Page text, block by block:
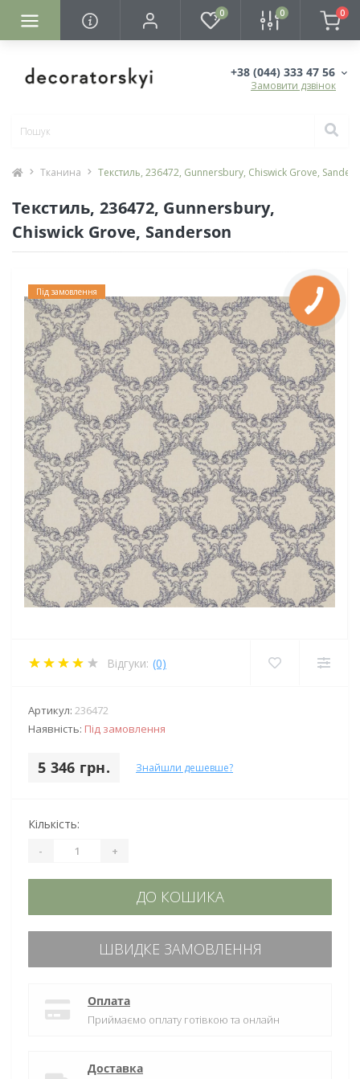
0 0 0
+38 (044) 333 47 56
Замовити дзвінок
Тканина Текстиль, 236472, Gunnersbury, Chiswick Grove,
Текстиль, 236472, Gunnersbury,
Chiswick Grove, Sanderson
Під замовлення
Відгуки: (0)
Артикул: 236472
Наявність: Під замовлення
5 346 грн. Знайшли дешевше?
Кількість:
- +
ДО КОШИКА
ШВИДКЕ ЗАМОВЛЕННЯ
Оплата
Приймаємо оплату готівкою та онлайн
Доставка